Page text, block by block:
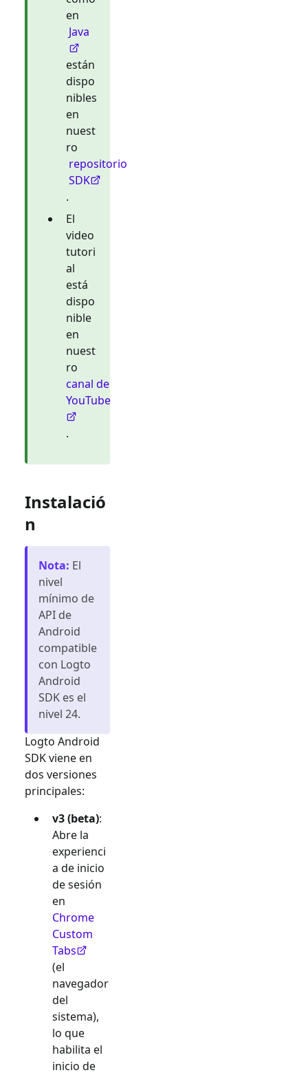
en
Java
están
dispo
nibles
en
nuest
ro
repositorio
SDK
.
El
video
tutori
al
está
dispo
nible
en
nuest
ro
canal de
YouTube
.
Instalació
n
Nota: El
nivel
mínimo de
API de
Android
compatible
con Logto
Android
SDK es el
nivel 24.
Logto Android
SDK viene en
dos versiones
principales:
v3 (beta):
Abre la
experienci
a de inicio
de sesión
en
Chrome
Custom
Tabs
(el
navegador
del
sistema),
lo que
habilita el
inicio de